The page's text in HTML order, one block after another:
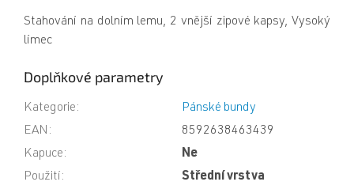
Stahování na dolním lemu, 2 vnější zipové kapsy, Vysoký
límec
Doplňkové parametry
Kategorie:
Pánské bundy
EAN :
8592638463439
Kapuce:
Ne
Použití :
Střední vrstva